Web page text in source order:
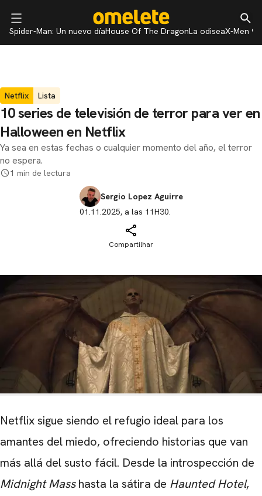
Spider-Man: Un nuevo díaHouse Of The DragonLa odiseaX-Men 97
Netflix Lista
10 series de televisión de terror para ver en
Halloween en Netflix
Ya sea en estas fechas o cualquier momento del año, el terror
no espera.
1 min de lectura
Sergio Lopez Aguirre
01.11.2025, a las 11H30.
Compartilhar
Netflix sigue siendo el refugio ideal para los
amantes del miedo, ofreciendo historias que van
más allá del susto fácil. Desde la introspección de
Midnight Masshasta la sátira de Haunted Hotel,